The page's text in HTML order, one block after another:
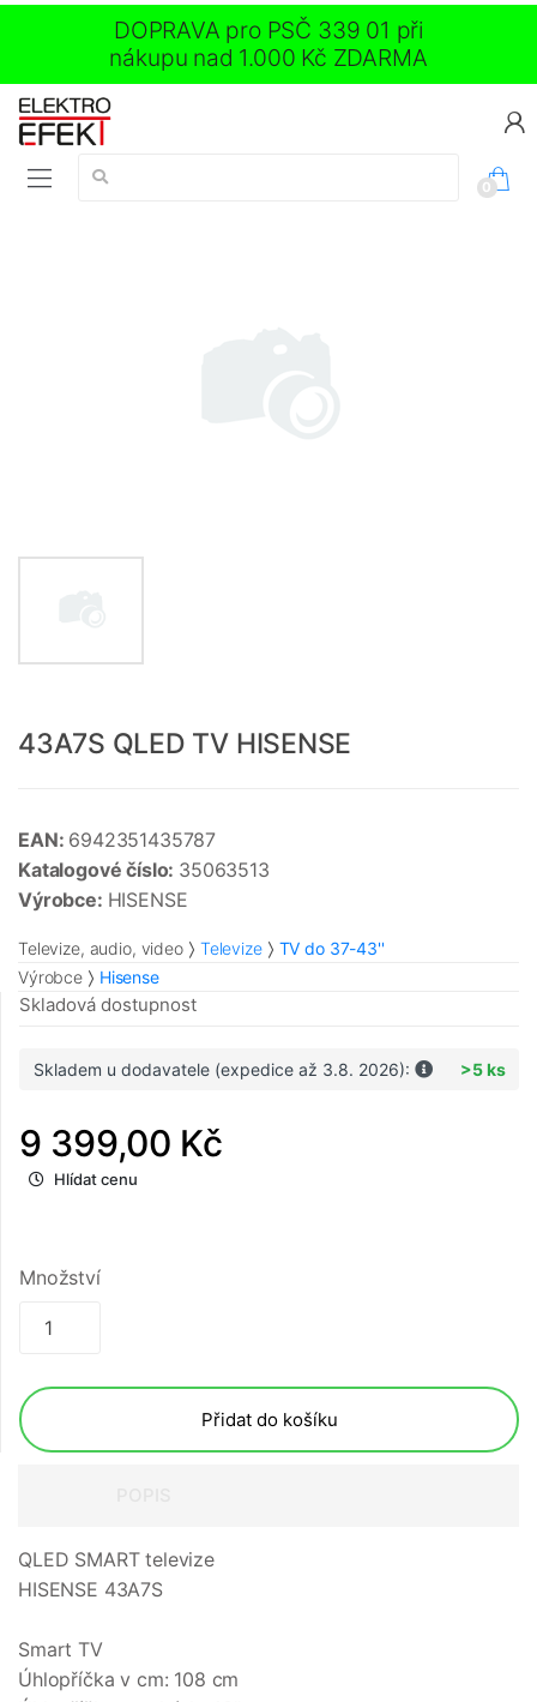
DOPRAVA pro PSČ 339 01 při
nákupu nad 1.000 Kč ZDARMA
Vyhledávání:
0
43A7S QLED TV HISENSE
EAN: 6942351435787
Katalogové číslo: 35063513
Výrobce: HISENSE
Televize, audio, video Televize
TV do 37-43''
Výrobce
Hisense
Skladová dostupnost
Skladem u dodavatele (expedice až 3.8. 2026): >5 ks
9 399,00 Kč
Hlídat cenu
Množství
Přidat do košíku
QLED SMART televize
HISENSE 43A7S
Smart TV
Úhlopříčka v cm: 108 cm